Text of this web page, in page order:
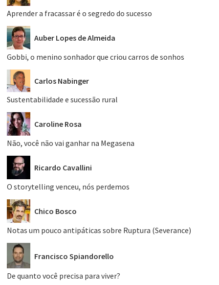
Aprender a fracassar é o segredo do sucesso
Auber Lopes de Almeida
Gobbi, o menino sonhador que criou carros de sonhos
Carlos Nabinger
Sustentabilidade e sucessão rural
Caroline Rosa
Não, você não vai ganhar na Megasena
Ricardo Cavallini
O storytelling venceu, nós perdemos
Chico Bosco
Notas um pouco antipáticas sobre Ruptura (Severance)
Francisco Spiandorello
De quanto você precisa para viver?